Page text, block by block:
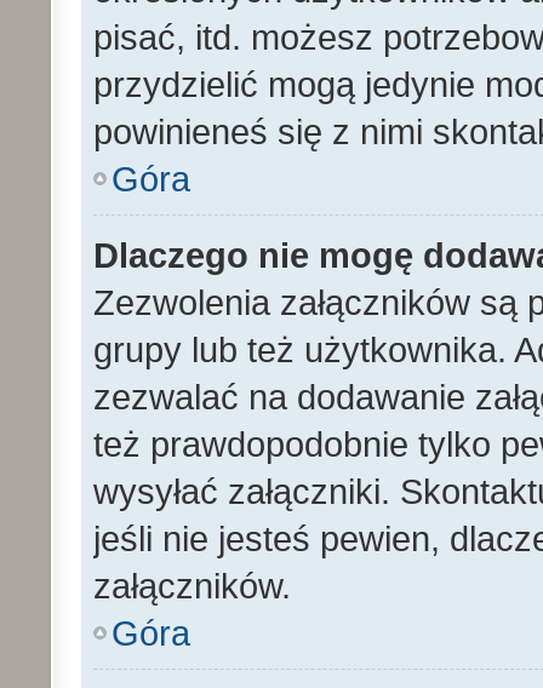
pisać, itd. możesz
przydzielić mogą jedynie
powinieneś się z nimi
Góra
Dlaczego nie mogę
Zezwolenia załączników są
grupy lub też użytkownika.
zezwalać na dodawanie
też prawdopodobnie tylko
wysyłać załączniki.
jeśli nie jesteś pewien,
załączników.
Góra